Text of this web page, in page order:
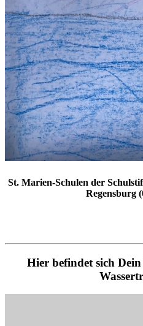
St. Marien-Schulen der
Regensburg
Hier befindet sich